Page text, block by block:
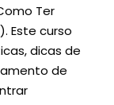
Ter
). Este curso
dicas de
de